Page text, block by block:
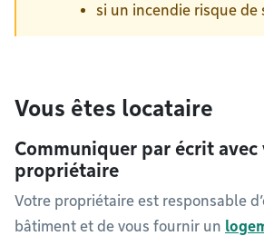
si un incendie risque de
Vous êtes locataire
Communiquer par écrit avec
propriétaire
Votre propriétaire est responsable
bâtiment et de vous fournir un